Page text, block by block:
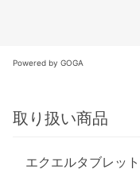
Powered by GOGA
取り扱い商品
エクエルタブレット